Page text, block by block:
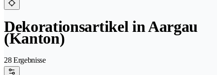
Dekorationsartikel in Aargau
(Kanton)
28 Ergebnisse